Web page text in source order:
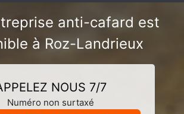
anti-cafard est
à Roz-Landrieux
NOUS 7/7
Numéro non surtaxé